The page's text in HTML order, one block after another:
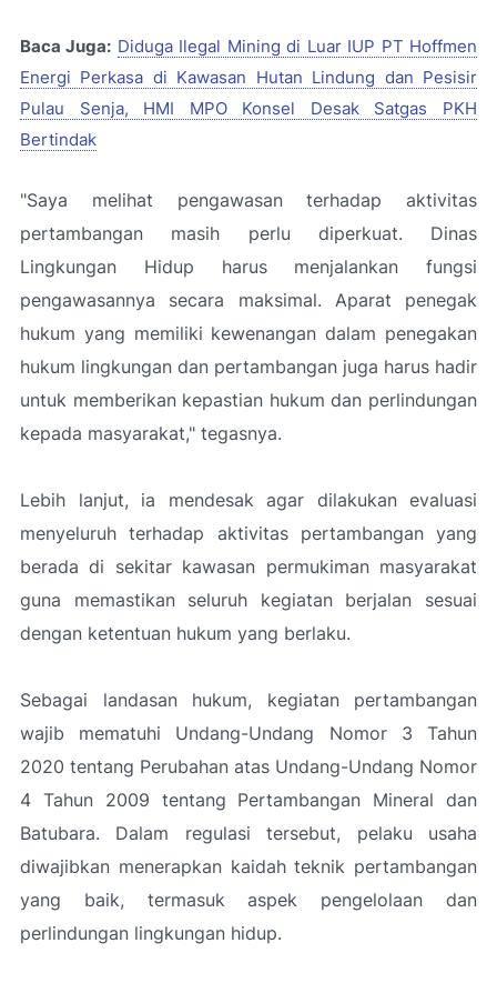
Baca Juga: Diduga Ilegal Mining di Luar IUP PT Hoffmen
Energi Perkasa di Kawasan Hutan Lindung dan Pesisir
Pulau Senja, HMI MPO Konsel Desak Satgas PKH
Bertindak
"Saya melihat pengawasan terhadap aktivitas
pertambangan masih perlu diperkuat. Dinas
Lingkungan Hidup harus menjalankan fungsi
pengawasannya secara maksimal. Aparat penegak
hukum yang memiliki kewenangan dalam penegakan
hukum lingkungan dan pertambangan juga harus hadir
untuk memberikan kepastian hukum dan perlindungan
kepada masyarakat," tegasnya.
Lebih lanjut, ia mendesak agar dilakukan evaluasi
menyeluruh terhadap aktivitas pertambangan yang
berada di sekitar kawasan permukiman masyarakat
guna memastikan seluruh kegiatan berjalan sesuai
dengan ketentuan hukum yang berlaku.
Sebagai landasan hukum, kegiatan pertambangan
wajib mematuhi Undang-Undang Nomor 3 Tahun
2020 tentang Perubahan atas Undang-Undang Nomor
4 Tahun 2009 tentang Pertambangan Mineral dan
Batubara. Dalam regulasi tersebut, pelaku usaha
diwajibkan menerapkan kaidah teknik pertambangan
yang baik, termasuk aspek pengelolaan dan
perlindungan lingkungan hidup.